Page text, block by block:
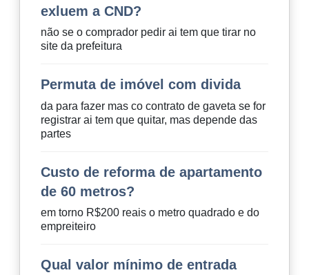
exluem a CND?
não se o comprador pedir ai tem que tirar no
site da prefeitura
Permuta de imóvel com divida
da para fazer mas co contrato de gaveta se for
registrar ai tem que quitar, mas depende das
partes
Custo de reforma de apartamento
de 60 metros?
em torno R$200 reais o metro quadrado e do
empreiteiro
Qual valor mínimo de entrada